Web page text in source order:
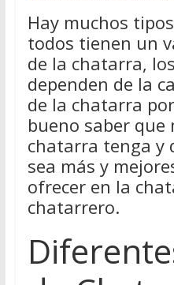
Hay muchos
todos tienen un
de la chatarra,
dependen de la
de la chatarra
bueno saber que
chatarra tenga y
sea más y
ofrecer en la
chatarrero.